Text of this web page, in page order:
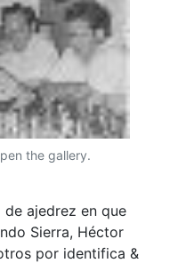
the gallery.
de ajedrez en que
Sierra, Héctor
por identifica &